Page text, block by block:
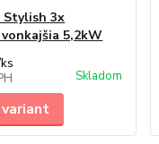
Stylish 3x
5,2kW
ks
Skladom